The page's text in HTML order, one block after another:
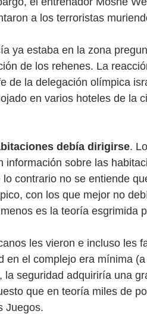
a los terroristas
ya estaba en la zona
de los rehenes. La
de la delegación olímpica
en varios hoteles de la
debía dirigirse.
información sobre las
contrario no se entiende
con los que mejor no
es la teoría esgrimida
les vieron e incluso les
en el complejo era mínima
seguridad adquiriría una
que en teoría miles de
Juegos.